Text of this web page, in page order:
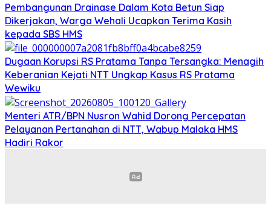
Pembangunan Drainase Dalam Kota Betun Siap
Dikerjakan, Warga Wehali Ucapkan Terima Kasih
kepada SBS HMS
Dugaan Korupsi RS Pratama Tanpa Tersangka: Menagih
Keberanian Kejati NTT Ungkap Kasus RS Pratama
Wewiku
Menteri ATR/BPN Nusron Wahid Dorong Percepatan
Pelayanan Pertanahan di NTT, Wabup Malaka HMS
Hadiri Rakor